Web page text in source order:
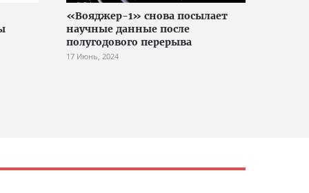
«Вояджер-1» снова посылает
научные данные после
полугодового перерыва
17 Июнь, 2024